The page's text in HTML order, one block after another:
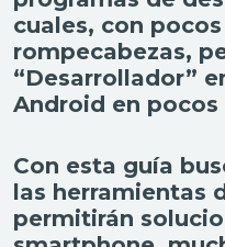
cuales, con
rompecabezas,
“Desarrollador”
Android en
Con esta guía
las herramientas
permitirán